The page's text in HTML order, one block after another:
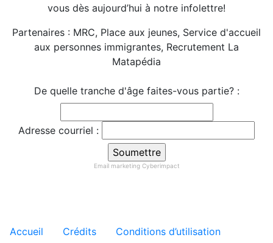
vous dès aujourd’hui à notre infolettre!
Partenaires : MRC, Place aux jeunes, Service d'accueil
aux personnes immigrantes, Recrutement La
Matapédia
De quelle tranche d'âge faites-vous partie? :
Adresse courriel :
Email marketing Cyberimpact
Menu tertiaire de pied de
Accueil Crédits
Conditions d’utilisation